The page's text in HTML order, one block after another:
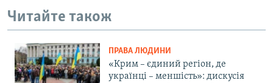
Читайте також
ПРАВА ЛЮДИНИ
«Крим – єдиний регіон, де
українці – меншість»: дискусія